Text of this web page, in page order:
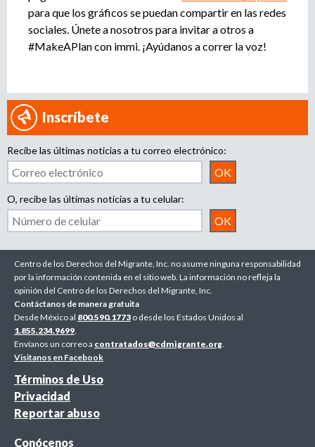
para que los gráficos se puedan compartir en las redes
sociales. Únete a nosotros para invitar a otros a
#MakeAPlan con immi. ¡Ayúdanos a correr la voz!
Inscríbete
Recibe las últimas noticias a tu correo electrónico:
O, recibe las últimas noticias a tu celular:
Centro de los Derechos del Migrante, Inc. no asume ninguna responsabilidad
por la información contenida en el sitio web. La información no refleja la
opinión del Centro de los Derechos del Migrante, Inc.
Contáctanos de manera gratuita
Desde México al 800.590.1773 o desde los Estados Unidos al
1.855.234.9699.
Envíanos un correo a contratados@cdmigrante.org.
Visitanos en Facebook
Términos de Uso
Privacidad
Reportar abuso
Conócenos